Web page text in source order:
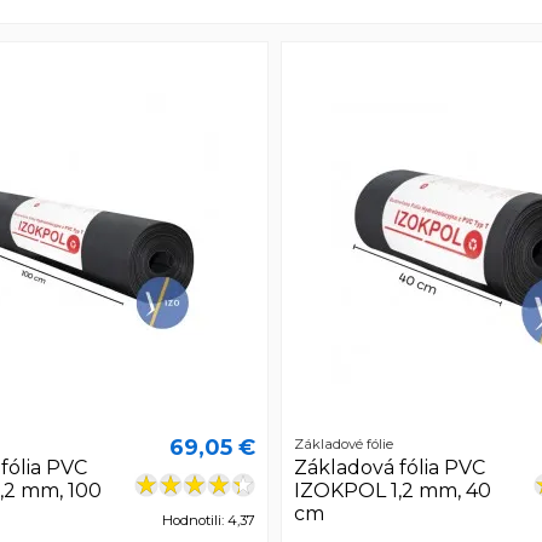
PVC
mm, 100
69,05 €
Hodnotili: 4,37
Základové fólie
Základová fólia PVC
IZOKPOL 1,2 mm, 40
cm